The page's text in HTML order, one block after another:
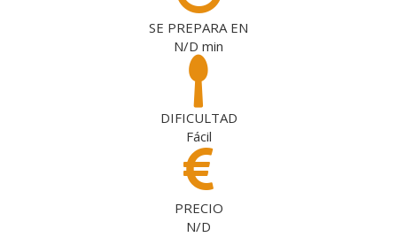
SE PREPARA EN
N/D min
DIFICULTAD
Fácil
PRECIO
N/D